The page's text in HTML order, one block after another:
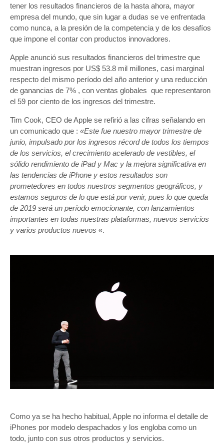
ventas
de
Apple
por
tener los resultados financieros de la hasta ahora, mayor
empresa del mundo, que sin lugar a dudas se ve enfrentada
como nunca, a la presión de la competencia y de los desafíos
que impone el contar con productos innovadores.
Apple anunció sus resultados financieros del trimestre que
muestran ingresos por US$ 53.8 mil millones, casi marginal
respecto del mismo período del año anterior y una reducción
de ganancias de 7% , con ventas globales que representaron
el 59 por ciento de los ingresos del trimestre.
Tim Cook, CEO de Apple se refirió a las cifras señalando en
un comunicado que : «Este fue nuestro mayor trimestre de
junio, impulsado por los ingresos récord de todos los tiempos
de los servicios, el crecimiento acelerado de vestibles, el
sólido rendimiento de iPad y Mac y la mejora significativa en
las tendencias de iPhone y estos resultados son
prometedores en todos nuestros segmentos geográficos, y
estamos seguros de lo que está por venir, pues lo que queda
de 2019 será un período emocionante, con lanzamientos
importantes en todas nuestras plataformas, nuevos servicios
y varios productos nuevos «.
Como ya se ha hecho habitual, Apple no informa el detalle de
iPhones por modelo despachados y los engloba como un
todo, junto con sus otros productos y servicios.